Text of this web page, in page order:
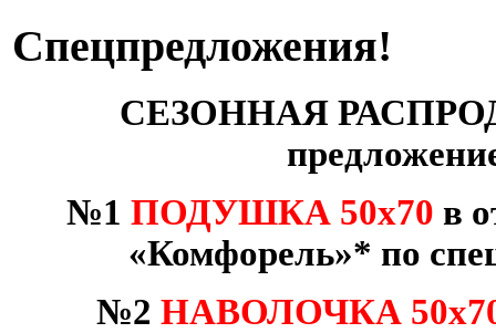
Спецпредложения!
СЕЗОННАЯ
№1 ПОДУШКА 50х70 в
«Комфорель»* по
№2 НАВОЛОЧКА